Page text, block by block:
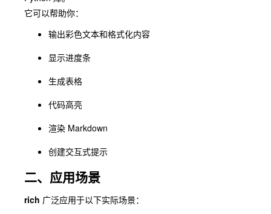
它可以帮助你：
输出彩色文本和格式化内容
显示进度条
生成表格
代码高亮
渲染 Markdown
创建交互式提示
二、应用场景
rich 广泛应用于以下实际场景：